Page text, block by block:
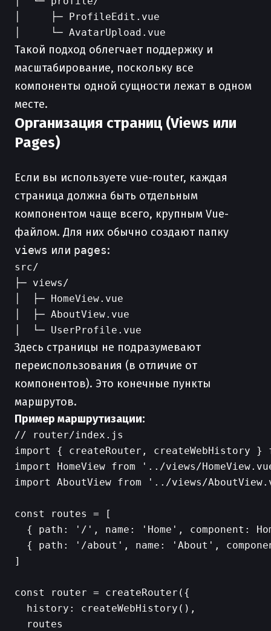
│     ├─ ProfileEdit.vue
Такой подход облегчает поддержку и
масштабирование, поскольку все
компоненты одной сущности лежат в одном
месте.
Организация страниц (Views или
Pages)
Если вы используете vue-router, каждая
страница должна быть отдельным
компонентом чаще всего, крупным Vue-
файлом. Для них обычно создают папку
views или pages:
src/
├─ views/
│  ├─ HomeView.vue
│  ├─ AboutView.vue
Здесь страницы не подразумевают
переиспользования (в отличие от
компонентов). Это конечные пункты
маршрутов.
Пример маршрутизации:
// router/index.js
import { createRouter, createWebHistory
import HomeView from '../views/
import AboutView from '../views/
const routes = [
{ path: '/', name: 'Home', component:
{ path: '/about', name: 'About',
]
const router = createRouter({
  history: createWebHistory(),
  routes